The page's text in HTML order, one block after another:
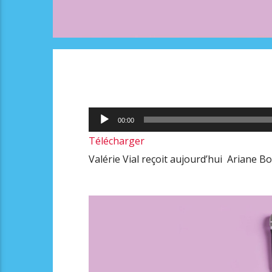
Lecteur
audio
00:00
Télécharger
Valérie Vial reçoit aujourd’hui Ariane